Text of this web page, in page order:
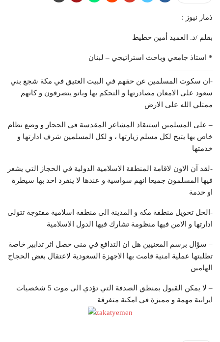
ذمار نيوز :
بقلم /د. العميد أمين حطيط
* استاذ جامعي وباحث استراتيجي – لبنان
——————
-ان سكوت المسلمين عن حقهم في البيت العتيق في مكة شجع بني
سعود على الامعان مصادرتها و التحكم بها وباتو يتصرفون و كانهم
ممثلي الله على الارض
– على المسلمين استنقاذ المشاعر المقدسة في الحجاز و وضع نظام
خاص بها يتيح لكل مسلم زيارتها ، و لكل المسلمين شرف ادارتها و
خدمتها
-لقد آن الاون لاقامة المنطقة الاسلامية الدولية في الحجاز التي يشعر
فيها المسلمون جميعا انهم سواسية و عندها لا ينفرد احد بها سيطرة
او خدمة
-الحل تحويل منطقة مكة و المدينة الى منطقة اسلامية مفتوجة تتولى
ادارتها و الامن فيها منظومة تشارك فيها الدول الاسلامية
– سؤال برسم المعنيين هل ان التدافع في منى حصل اثر تدابير خاصة
تطلبتها عملية امنية قامت بها اﻻجهزة السعودية ﻻعتقال بعض الحجاج
الهامين
– لا يمكن القبول بمنطق الصدفة التي تؤدي الى موت 5 شخصيات
ايرانية مهمة و مميزة في امكنة متفرقة